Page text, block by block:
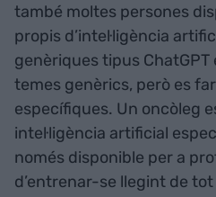
també moltes persones
propis d’intel·ligència
genèriques tipus
temes genèrics, però es
específiques. Un oncòleg
intel·ligència artificial
només disponible per a
d’entrenar-se llegint de